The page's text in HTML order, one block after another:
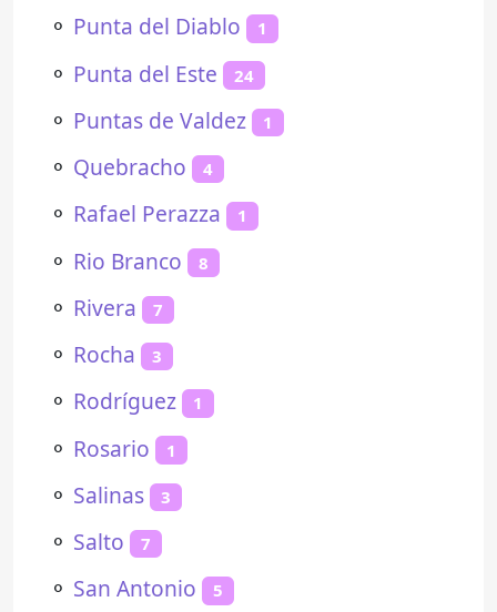
⚬ Punta del Diablo 1
⚬ Punta del Este 24
⚬ Puntas de Valdez 1
⚬ Quebracho 4
⚬ Rafael Perazza 1
⚬ Rio Branco 8
⚬ Rivera 7
⚬ Rocha 3
⚬ Rodríguez 1
⚬ Rosario 1
⚬ Salinas 3
⚬ Salto 7
⚬ San Antonio 5